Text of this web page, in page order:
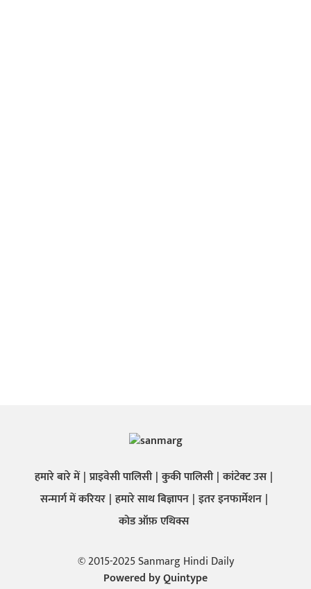
हमारे बारे में प्राइवेसी पालिसी कुकी पालिसी कांटेक्ट उस
सन्मार्ग में करियर हमारे साथ बिज्ञापन इतर इनफार्मेशन
कोड ऑफ़ एथिक्स
© 2015-2025 Sanmarg Hindi Daily
Powered byQuintype